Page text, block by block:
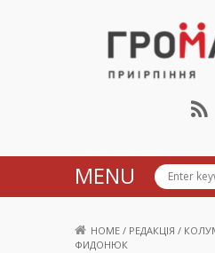
Громада
MENU
HOME / РЕДАКЦІЯ /
ФИДОНЮК